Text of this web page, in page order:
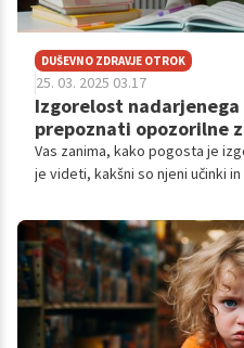
DUŠEVNO ZDRAVJE OTROK
25. 03. 2025 03.17
Izgorelost
prepoznati opozorilne
Vas zanima, kako pogosta je
je videti, kakšni so njeni učinki